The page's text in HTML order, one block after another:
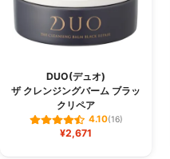
DUO(デュオ)
ザ クレンジングバーム ブラッ
クリペア
4.10(16)
¥2,671